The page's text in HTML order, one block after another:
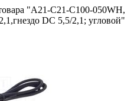
"A21-C21-C100-050WH,
DC 5,5/2,1; угловой"